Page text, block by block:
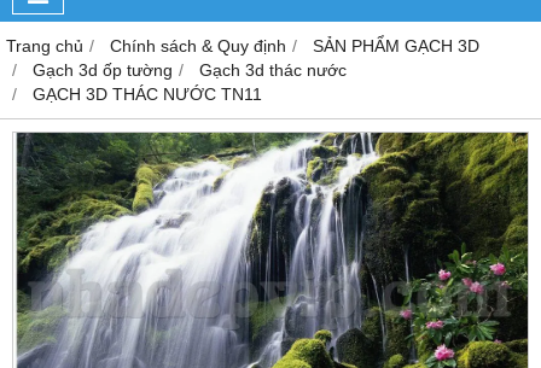
Trang chủ Chính sách & Quy định
SẢN PHẨM GẠCH 3D
Gạch 3d ốp tường
Gạch 3d thác nước
GẠCH 3D THÁC NƯỚC TN11